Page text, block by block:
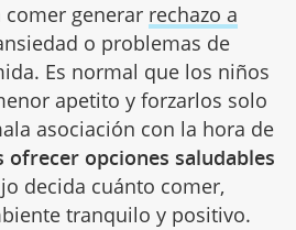
generar rechazo a
o problemas de
Es normal que los niños
apetito y forzarlos solo
asociación con la hora de
ofrecer opciones saludables
decida cuánto comer,
tranquilo y positivo.